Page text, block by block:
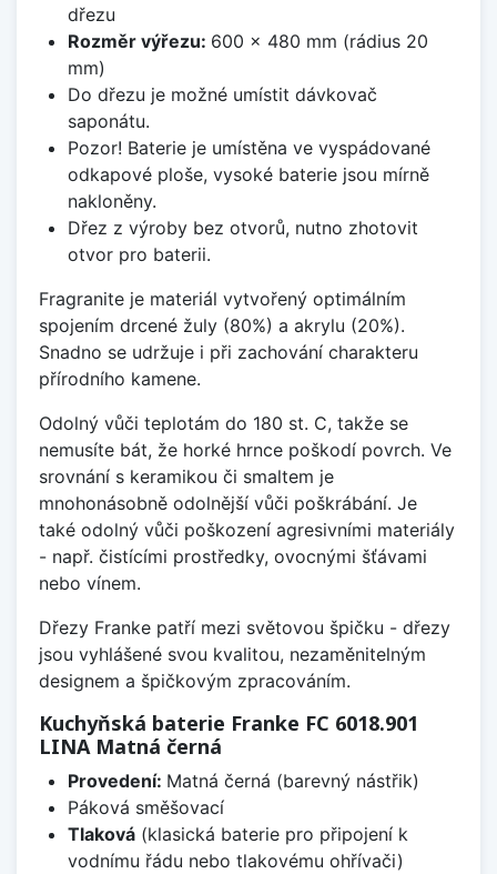
dřezu
Rozměr výřezu: 600 x 480 mm (rádius 20
mm)
Do dřezu je možné umístit dávkovač
saponátu.
Pozor! Baterie je umístěna ve vyspádované
odkapové ploše, vysoké baterie jsou mírně
nakloněny.
Dřez z výroby bez otvorů, nutno zhotovit
otvor pro baterii.
Fragranite je materiál vytvořený optimálním
spojením drcené žuly (80%) a akrylu (20%).
Snadno se udržuje i při zachování charakteru
přírodního kamene.
Odolný vůči teplotám do 180 st. C, takže se
nemusíte bát, že horké hrnce poškodí povrch. Ve
srovnání s keramikou či smaltem je
mnohonásobně odolnější vůči poškrábání. Je
také odolný vůči poškození agresivními materiály
- např. čistícími prostředky, ovocnými šťávami
nebo vínem.
Dřezy Franke patří mezi světovou špičku - dřezy
jsou vyhlášené svou kvalitou, nezaměnitelným
designem a špičkovým zpracováním.
Kuchyňská baterie Franke FC 6018.901
LINA Matná černá
Provedení: Matná černá (barevný nástřik)
Páková směšovací
Tlaková(klasická baterie pro připojení k
vodnímu řádu nebo tlakovému ohřívači)